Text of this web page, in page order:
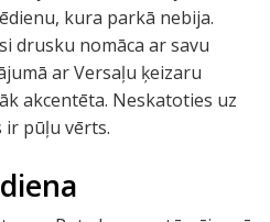
kura parkā nebija.
drusku nomāca ar savu
ar Versaļu ķeizaru
akcentēta. Neskatoties uz
ir pūļu vērts.